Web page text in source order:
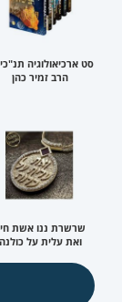
סט ארכיאולוגיה
הרב זמיר כהן
שרשרת ננו אשת
ואת עלית על כולנה